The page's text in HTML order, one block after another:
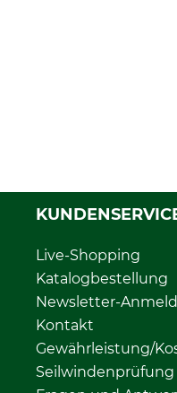
Live-Shopping
Katalogbestellung
Newsletter-
Kontakt
Gewährleistung/
Seilwindenprüfung